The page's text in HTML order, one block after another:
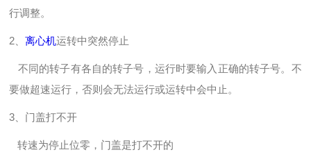
行调整。
2、离心机运转中突然停止
不同的转子有各自的转子号，运行时要输入正确的转子号。不
要做超速运行，否则会无法运行或运转中会中止。
3、门盖打不开
转速为停止位零，门盖是打不开的